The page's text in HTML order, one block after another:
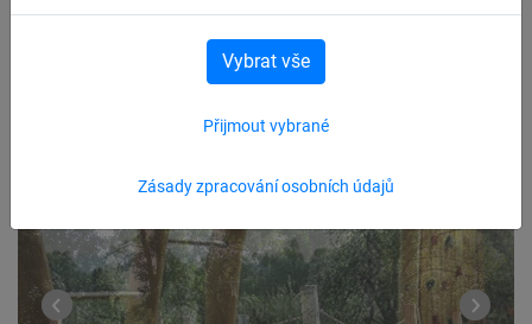
Zásady zpracování osobních údajů
Přijmout vybrané
Vybrat vše